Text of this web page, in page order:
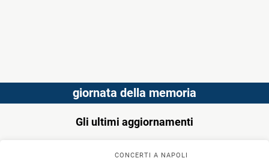
giornata della memoria
Gli ultimi aggiornamenti
CONCERTI A NAPOLI